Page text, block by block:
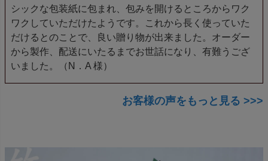
シックな包装紙に包まれ、包みを開けるところからワク
ワクしていただけたようです。これから長く使っていた
だけるとのことで、良い贈り物が出来ました。オーダー
から製作、配送にいたるまでお世話になり、有難うござ
いました。（N．A 様）
お客様の声をもっと見る >>>